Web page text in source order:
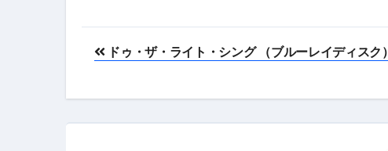
投
ナ
ドゥ・ザ・ライト・シング （ブルーレイディスク）